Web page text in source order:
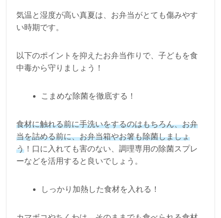
気温と湿度が高い真夏は、お弁当がとても傷みやす
い時期です。
以下のポイントを抑えたお弁当作りで、子どもを食
中毒から守りましょう！
こまめな除菌を徹底する！
食材に触れる前に手洗いをするのはもちろん、お弁
当を詰める前に、お弁当箱やお箸も除菌しましょ
う ！口に入れても害のない、調理専用の除菌スプレ
ーなどを活用すると良いでしょう。
しっかり加熱した食材を入れる！